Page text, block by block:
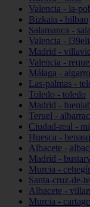
Valencia - la-
Bizkaia - bilbao
Salamanca -
Valencia -
Madrid -
Valencia -
Málaga -
Las-palmas -
Toledo - toledo
Madrid -
Teruel -
Ciudad-real -
Huesca -
Albacete -
Madrid -
Murcia -
Santa-cruz-de-
Albacete -
Murcia -